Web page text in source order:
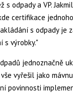
odpady a VP.
certifikace
s odpady je
s výrobky."
jednoznačně
vyřešil jako
povinnosti